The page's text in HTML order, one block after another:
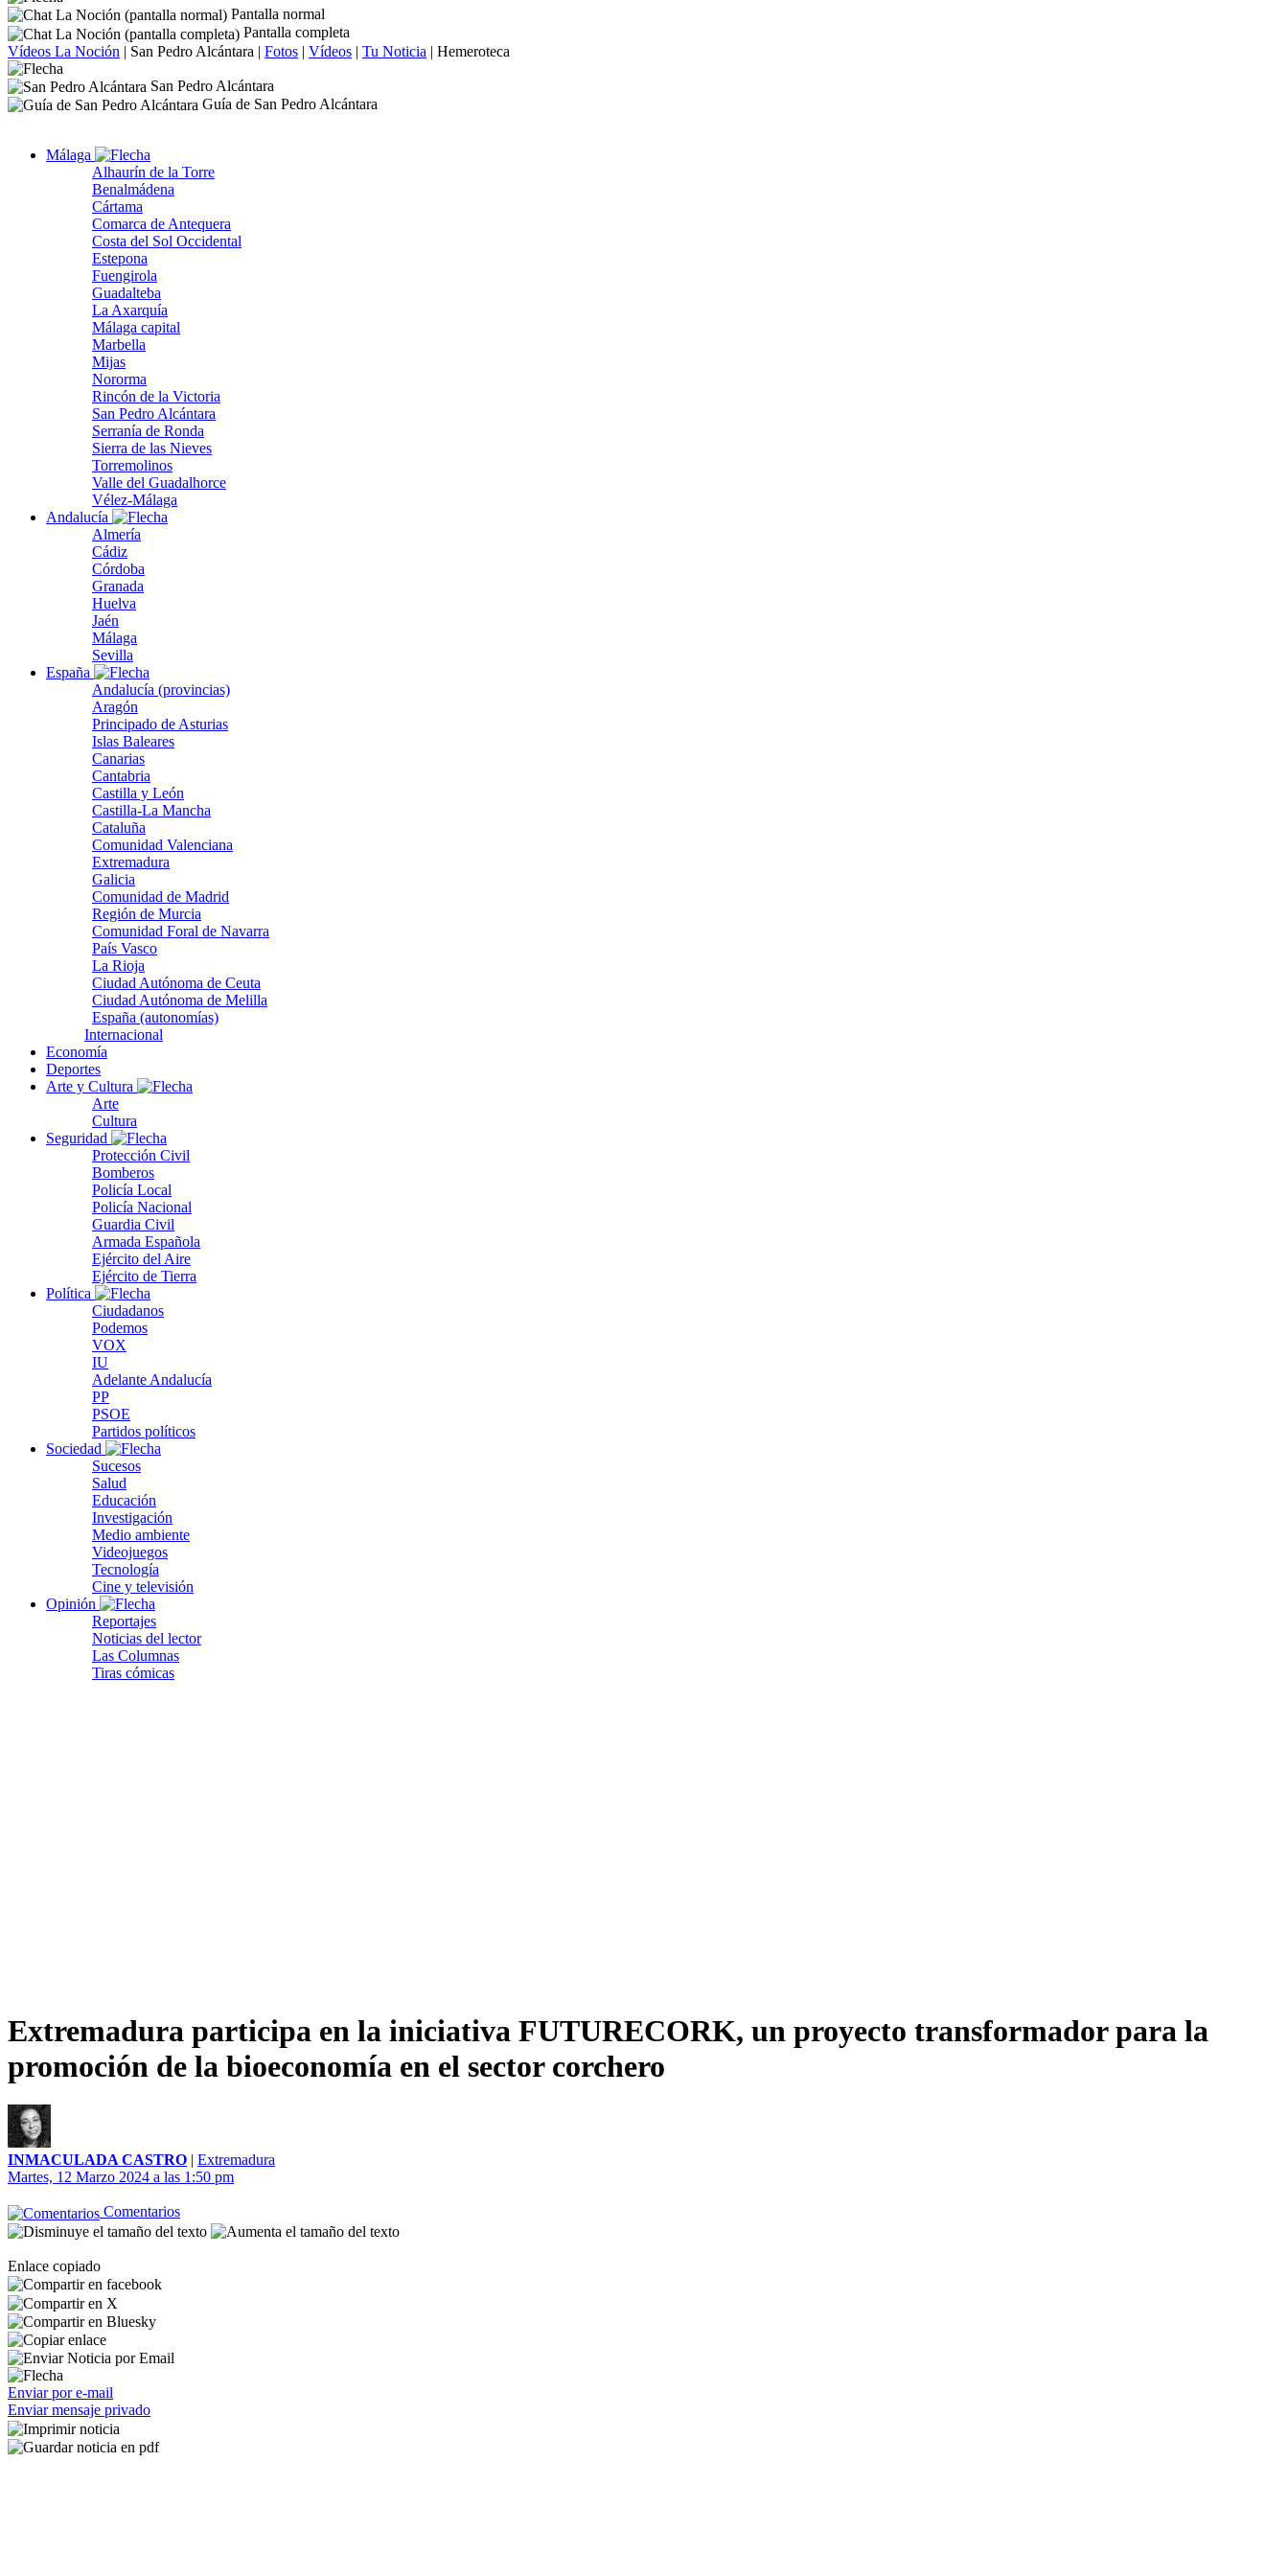
Pantalla normal
Pantalla completa
Vídeos La Noción | San Pedro Alcántara | Fotos | Vídeos | Tu Noticia | Hemeroteca
San Pedro Alcántara
Guía de San Pedro Alcántara
Málaga
Alhaurín de la Torre
Benalmádena
Cártama
Comarca de Antequera
Costa del Sol Occidental
Estepona
Fuengirola
Guadalteba
La Axarquía
Málaga capital
Marbella
Mijas
Nororma
Rincón de la Victoria
San Pedro Alcántara
Serranía de Ronda
Sierra de las Nieves
Torremolinos
Valle del Guadalhorce
Vélez-Málaga
Andalucía
Almería
Cádiz
Córdoba
Granada
Huelva
Jaén
Málaga
Sevilla
España
Andalucía (provincias)
Aragón
Principado de Asturias
Islas Baleares
Canarias
Cantabria
Castilla y León
Castilla-La Mancha
Cataluña
Comunidad Valenciana
Extremadura
Galicia
Comunidad de Madrid
Región de Murcia
Comunidad Foral de Navarra
País Vasco
La Rioja
Ciudad Autónoma de Ceuta
Ciudad Autónoma de Melilla
España (autonomías)
Internacional
Economía
Deportes
Arte y Cultura
Arte
Cultura
Seguridad
Protección Civil
Bomberos
Policía Local
Policía Nacional
Guardia Civil
Armada Española
Ejército del Aire
Ejército de Tierra
Política
Ciudadanos
Podemos
VOX
IU
Adelante Andalucía
PP
PSOE
Partidos políticos
Sociedad
Sucesos
Salud
Educación
Investigación
Medio ambiente
Videojuegos
Tecnología
Cine y televisión
Opinión
Reportajes
Noticias del lector
Las Columnas
Tiras cómicas
Extremadura participa en la iniciativa FUTURECORK, un proyecto transformador para la
promoción de la bioeconomía en el sector corchero
INMACULADA CASTRO | Extremadura
Martes, 12 Marzo 2024 a las 1:50 pm
Comentarios
Enlace copiado
Enviar por e-mail
Enviar mensaje privado